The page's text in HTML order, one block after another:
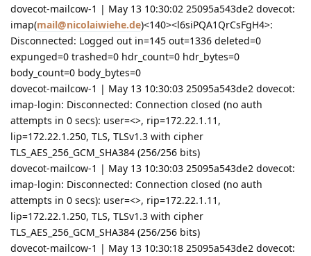
dovecot-mailcow-1 | May 13 10:30:02 25095a543de2 dovecot:
imap(mail@nicolaiwiehe.de)<140><l6siPQA1QrCsFgH4>:
Disconnected: Logged out in=145 out=1336 deleted=0
expunged=0 trashed=0 hdr_count=0 hdr_bytes=0
body_count=0 body_bytes=0
dovecot-mailcow-1 | May 13 10:30:03 25095a543de2 dovecot:
imap-login: Disconnected: Connection closed (no auth
attempts in 0 secs): user=<>, rip=172.22.1.11,
lip=172.22.1.250, TLS, TLSv1.3 with cipher
TLS_AES_256_GCM_SHA384 (256/256 bits)
dovecot-mailcow-1 | May 13 10:30:03 25095a543de2 dovecot:
imap-login: Disconnected: Connection closed (no auth
attempts in 0 secs): user=<>, rip=172.22.1.11,
lip=172.22.1.250, TLS, TLSv1.3 with cipher
TLS_AES_256_GCM_SHA384 (256/256 bits)
dovecot-mailcow-1 | May 13 10:30:18 25095a543de2 dovecot: